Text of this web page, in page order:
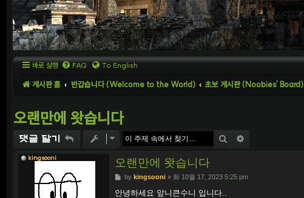
바로 실행 FAQ To English
게시판 홈 반갑습니다 (Welcome to the World) 초보 게시판 (Noobies' Board)
오랜만에 왓습니다
댓글 달기 검색
kingsooni 오랜만에 왓습니다
P
s
by kingsooni» 화 10월 17, 2023 5:25 pm
안녕하세요 앞니큰수니 입니다..